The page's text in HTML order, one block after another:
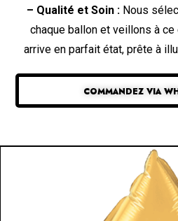
– Qualité et Soin : Nous
chaque ballon et veillons à
arrive en parfait état, prête à
COMMANDEZ VIA